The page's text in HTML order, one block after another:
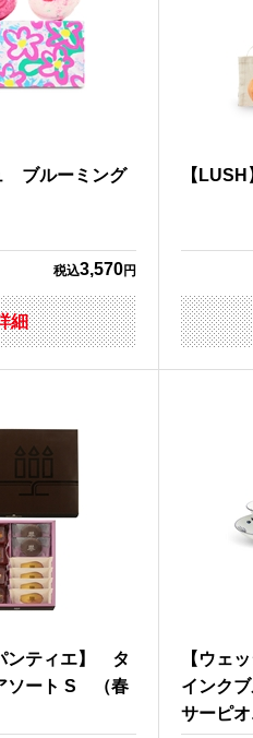
ブルーミング
税込3,570円
細
【
ンティエ】 タ
ソート S （春
【ウェ
インク
サーピ